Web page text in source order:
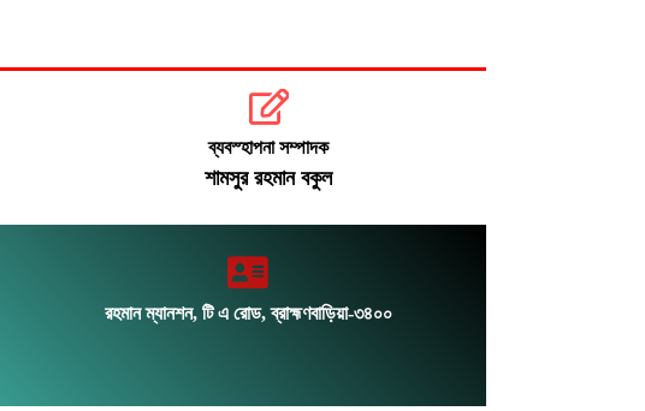
ব্যবস্হাপনা সম্পাদক
শামসুর রহমান বকুল
রহমান ম্যানশন, টি এ রোড, ব্রাহ্মণবাড়িয়া-৩৪০০